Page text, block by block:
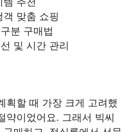
맞춤 쇼핑
분 구매법
및 시간 관리
약이었어요. 그래서 빅씨
매하고, 정실론에서 선물